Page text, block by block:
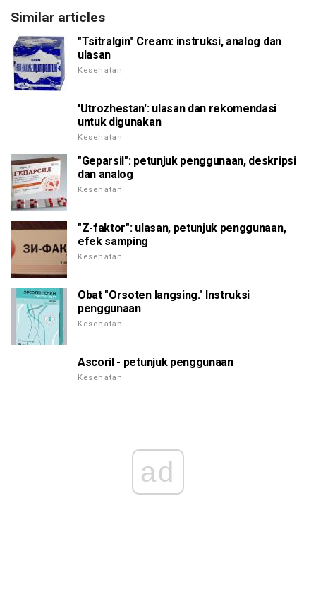
Similar articles
"Tsitralgin" Cream: instruksi, analog dan
ulasan
Kesehatan
'Utrozhestan': ulasan dan rekomendasi
untuk digunakan
Kesehatan
"Geparsil": petunjuk penggunaan, deskripsi
dan analog
Kesehatan
"Z-faktor": ulasan, petunjuk penggunaan,
efek samping
Kesehatan
Obat "Orsoten langsing." Instruksi
penggunaan
Kesehatan
Ascoril - petunjuk penggunaan
Kesehatan
ad